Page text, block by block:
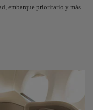
embarque prioritario y más